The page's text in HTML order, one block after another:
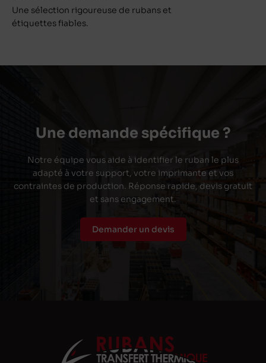
Une sélection rigoureuse de rubans et
étiquettes fiables.
Une demande spécifique ?
Notre équipe vous aide à identifier le ruban le plus
adapté à votre support, votre imprimante et vos
contraintes de production. Réponse rapide, devis gratuit
et sans engagement.
Demander un devis